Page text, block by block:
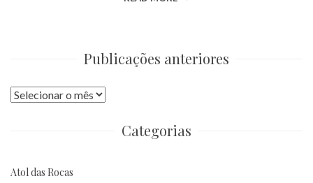
Publicações anteriores
Publicações
Categorias
Atol das Rocas